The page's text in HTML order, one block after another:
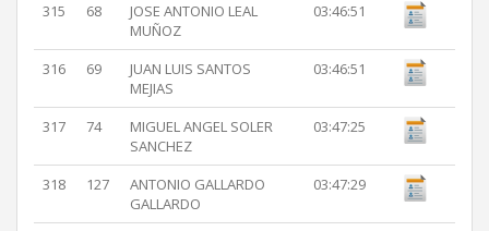
315 68
JOSE ANTONIO LEAL
MUÑOZ
03:46:51
316 69
JUAN LUIS SANTOS
MEJIAS
03:46:51
317 74
MIGUEL ANGEL SOLER
SANCHEZ
03:47:25
318 127
ANTONIO GALLARDO
GALLARDO
03:47:29